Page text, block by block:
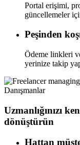
Portal erişimi,
güncellemeler
Peşinden
Ödeme linkleri
yerinize takip
Danışmanlar
Uzmanlığınızı
dönüştürün
Hattan